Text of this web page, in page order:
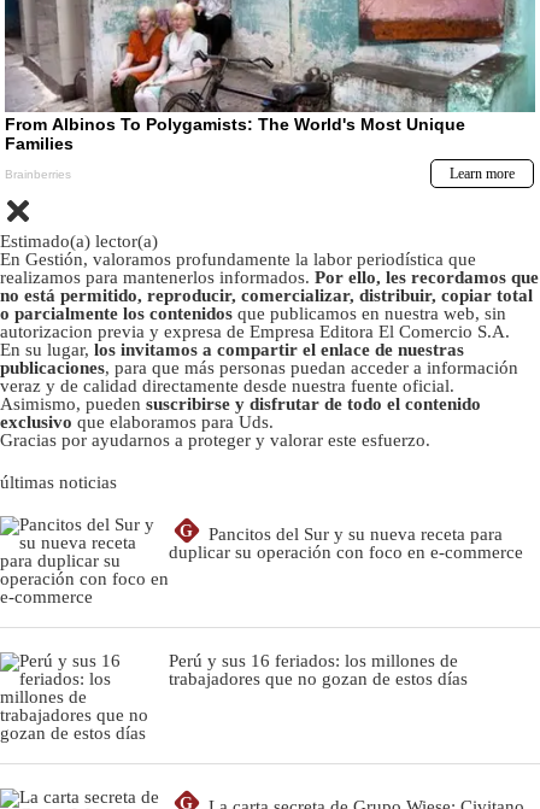
Estimado(a) lector(a)
En Gestión, valoramos profundamente la labor periodística que
realizamos para mantenerlos informados. Por ello, les recordamos que
no está permitido, reproducir, comercializar, distribuir, copiar total
o parcialmente los contenidos que publicamos en nuestra web, sin
autorizacion previa y expresa de Empresa Editora El Comercio S.A.
En su lugar, los invitamos a compartir el enlace de nuestras
publicaciones, para que más personas puedan acceder a información
veraz y de calidad directamente desde nuestra fuente oficial.
Asimismo, pueden suscribirse y disfrutar de todo el contenido
exclusivo que elaboramos para Uds.
Gracias por ayudarnos a proteger y valorar este esfuerzo.
últimas noticias
G
Pancitos del Sur y su nueva receta para
duplicar su operación con foco en e-commerce
Perú y sus 16 feriados: los millones de
trabajadores que no gozan de estos días
G